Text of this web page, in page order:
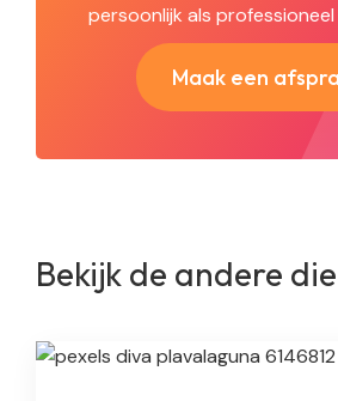
persoonlijk als
Maak een
Bekijk de andere